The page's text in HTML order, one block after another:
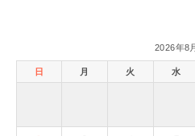
2026年8
日 月 火 水